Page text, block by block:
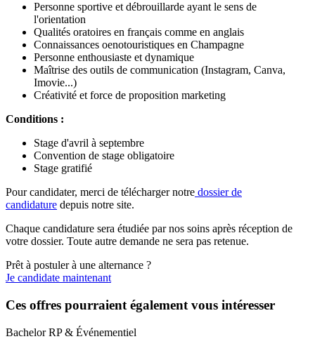
Personne sportive et débrouillarde ayant le sens de
l'orientation
Qualités oratoires en français comme en anglais
Connaissances oenotouristiques en Champagne
Personne enthousiaste et dynamique
Maîtrise des outils de communication (Instagram, Canva,
Imovie...)
Créativité et force de proposition marketing
Conditions :
Stage d'avril à septembre
Convention de stage obligatoire
Stage gratifié
Pour candidater, merci de télécharger notre dossier de
candidature depuis notre site.
Chaque candidature sera étudiée par nos soins après réception de
votre dossier. Toute autre demande ne sera pas retenue.
Prêt à postuler à une alternance ?
Je candidate maintenant
Ces offres pourraient également vous intéresser
Bachelor RP & Événementiel